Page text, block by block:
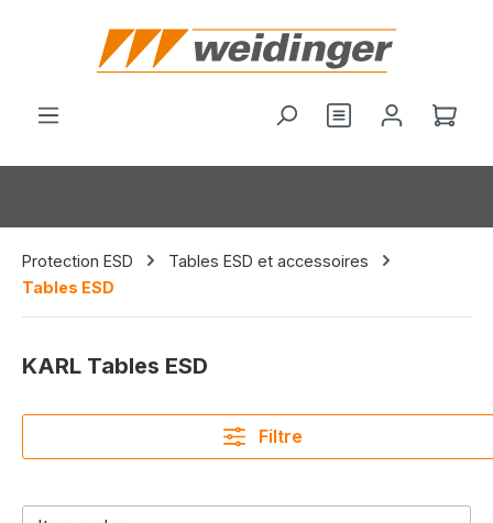
principal
Vous avez 0Le
Protection ESD
Tables ESD et accessoires
Tables ESD
KARL Tables ESD
Filtre